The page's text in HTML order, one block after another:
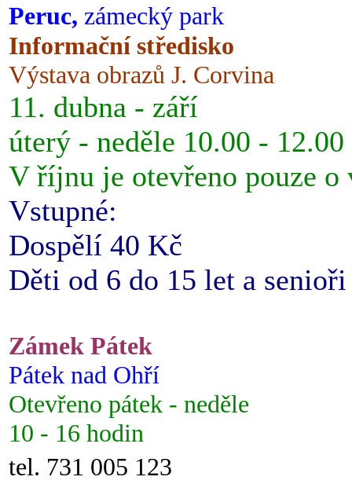
Peruc, zámecký park
Informační středisko
Výstava obrazů J. Corvina
11. dubna - září
úterý - neděle 10.00 -
V říjnu je otevřeno pouze o
Vstupné:
Dospělí 40 Kč
Děti od 6 do 15 let a
Zámek Pátek
Pátek nad Ohří
Otevřeno pátek - neděle
10 - 16 hodin
tel. 731 005 123